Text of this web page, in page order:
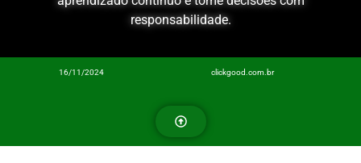
responsabilidade.
16/11/2024 clickgood.com.br